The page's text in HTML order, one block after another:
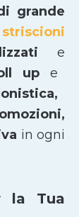
grande
striscioni
e
up e
in ogni
la Tua